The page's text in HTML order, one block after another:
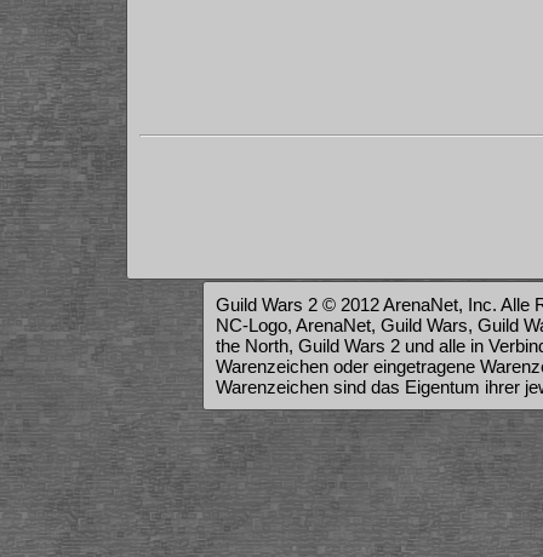
Guild Wars 2 © 2012 ArenaNet, Inc. Alle
NC-Logo, ArenaNet, Guild Wars, Guild
the North, Guild Wars 2 und alle in
Warenzeichen oder eingetragene
Warenzeichen sind das Eigentum ihrer